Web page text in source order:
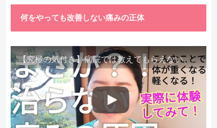
何をやっても改善しない痛みの正体
【究極の気付き】病院では教えてもらえない、その長年悩んできた痛み、症状、どうして治らないのか？痛みの正体、実際に今すぐ試して知ってほしい。